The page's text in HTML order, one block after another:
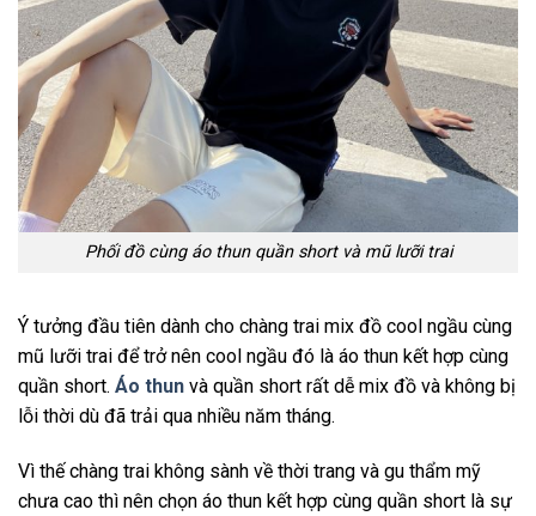
Phối đồ cùng áo thun quần short và mũ lưỡi trai
Ý tưởng đầu tiên dành cho chàng trai mix đồ cool ngầu cùng
mũ lưỡi trai để trở nên cool ngầu đó là áo thun kết hợp cùng
quần short. Áo thun và quần short rất dễ mix đồ và không bị
lỗi thời dù đã trải qua nhiều năm tháng.
Vì thế chàng trai không sành về thời trang và gu thẩm mỹ
chưa cao thì nên chọn áo thun kết hợp cùng quần short là sự